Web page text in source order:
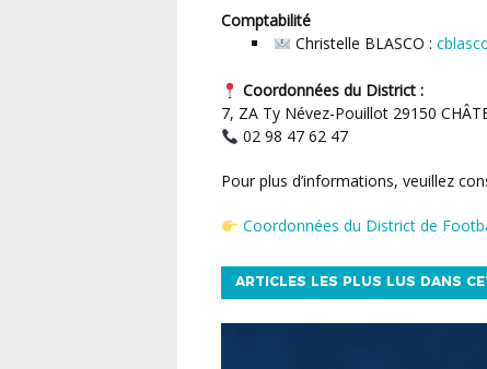
Comptabilité
Christelle BLASCO :
Coordonnées du District :
7, ZA Ty Névez-Pouillot 29150
02 98 47 62 47
Pour plus d’informations, veuillez
Coordonnées du District de
ARTICLES LES PLUS LUS DANS